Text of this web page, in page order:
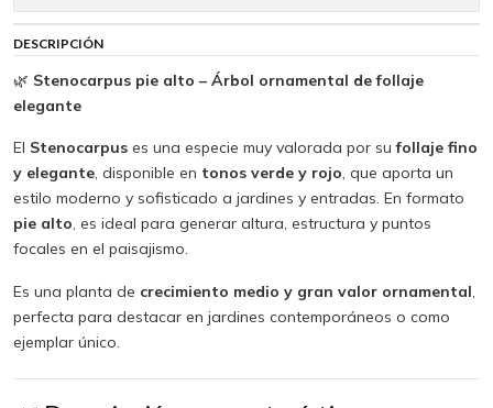
DESCRIPCIÓN
🌿 Stenocarpus pie alto – Árbol ornamental de follaje
elegante
El Stenocarpuses una especie muy valorada por sufollaje fino
y elegante, disponible en tonos verde y rojo, que aporta un
estilo moderno y sofisticado a jardines y entradas. En formato
pie alto, es ideal para generar altura, estructura y puntos
focales en el paisajismo.
Es una planta de crecimiento medio y gran valor ornamental,
perfecta para destacar en jardines contemporáneos o como
ejemplar único.